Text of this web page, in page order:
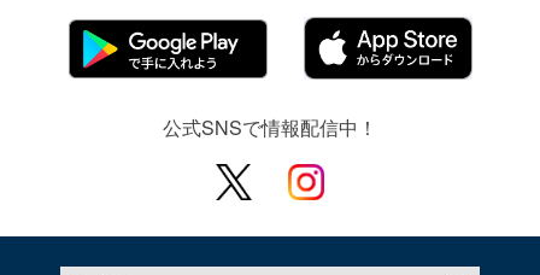
公式SNSで情報配信中！